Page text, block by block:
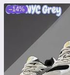
–14%